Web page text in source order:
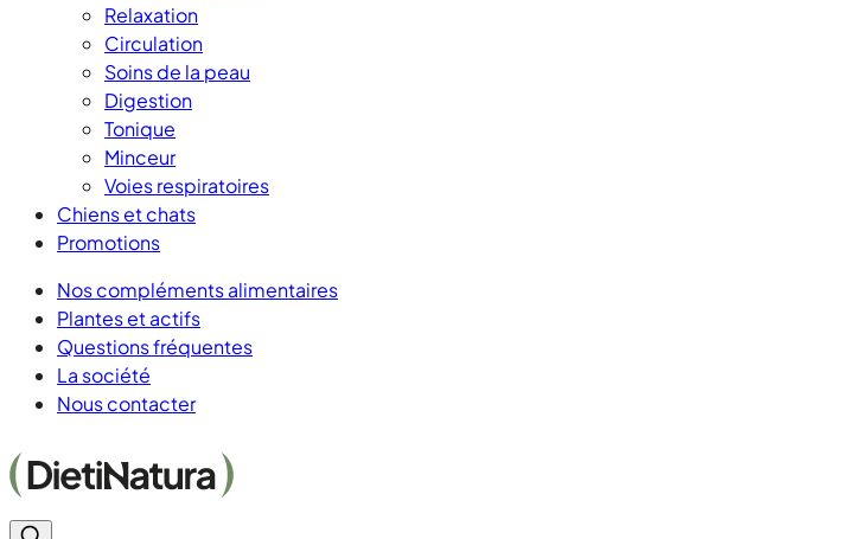
Relaxation
Circulation
Soins de la peau
Digestion
Tonique
Minceur
Voies respiratoires
Chiens et chats
Promotions
Nos compléments alimentaires
Plantes et actifs
Questions fréquentes
La société
Nous contacter